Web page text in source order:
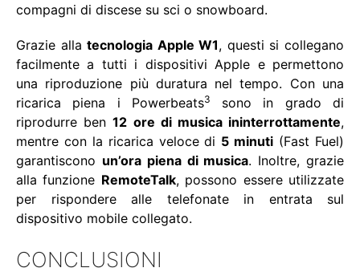
compagni di discese su sci o snowboard.
Grazie allatecnologia Apple W1, questi si collegano
facilmente a tutti i dispositivi Apple e permettono
una riproduzione più duratura nel tempo. Con una
ricarica piena i Powerbeats3
sono in grado di
riprodurre ben12 ore di musica ininterrottamente,
mentre con la ricarica veloce di 5 minuti (Fast Fuel)
garantiscono un’ora piena di musica. Inoltre, grazie
alla funzione RemoteTalk, possono essere utilizzate
per rispondere alle telefonate in entrata sul
dispositivo mobile collegato.
CONCLUSIONI